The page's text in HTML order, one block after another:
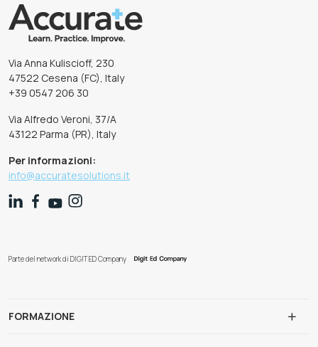
Via Anna Kuliscioff, 230
47522 Cesena (FC), Italy
+39 0547 206 30
Via Alfredo Veroni, 37/A
43122 Parma (PR), Italy
Per informazioni:
info@accuratesolutions.it
Parte del network di DIGIT ED Company
FORMAZIONE